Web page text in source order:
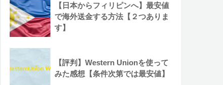
【日本からフィリピンへ】最安値
で海外送金する方法【２つありま
す】
【評判】Western Unionを使って
みた感想【条件次第では最安値】